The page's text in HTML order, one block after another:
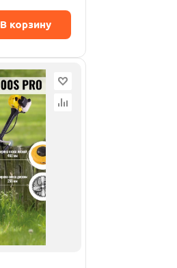
В корзину